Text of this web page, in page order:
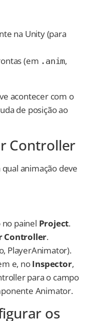
na Unity (para
(em .anim,
acontecer com o
de posição ao
Controller
qual animação deve
painel Project.
Controller.
PlayerAnimator).
e, noInspector,
para o campo
Animator.
os